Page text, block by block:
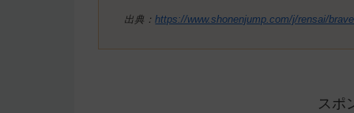
出典：https://www.shonenjump.com/j/rensai/
スポ